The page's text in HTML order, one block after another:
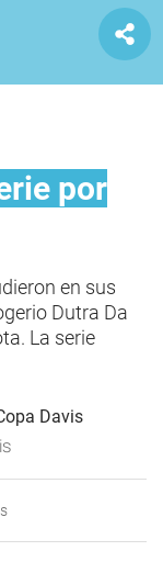
por
en sus
Dutra Da
La serie